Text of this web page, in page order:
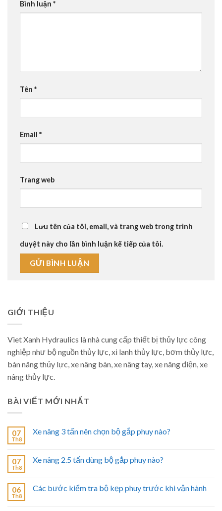
Bình luận *
Tên *
Email *
Trang web
Lưu tên của tôi, email, và trang web trong trình
duyệt này cho lần bình luận kế tiếp của tôi.
GIỚI THIỆU
Viet Xanh Hydraulics là nhà cung cấp thiết bị thủy lực công
nghiệp như bộ nguồn thủy lực, xi lanh thủy lực, bơm thủy lực,
bàn nâng thủy lực, xe nâng bàn, xe nâng tay, xe nâng điện, xe
nâng thủy lực.
BÀI VIẾT MỚI NHẤT
07
Th8
Xe nâng 3 tấn nên chọn bộ gắp phuy nào?
07
Th8
Xe nâng 2.5 tấn dùng bộ gắp phuy nào?
06
Th8
Các bước kiểm tra bộ kẹp phuy trước khi vận hành